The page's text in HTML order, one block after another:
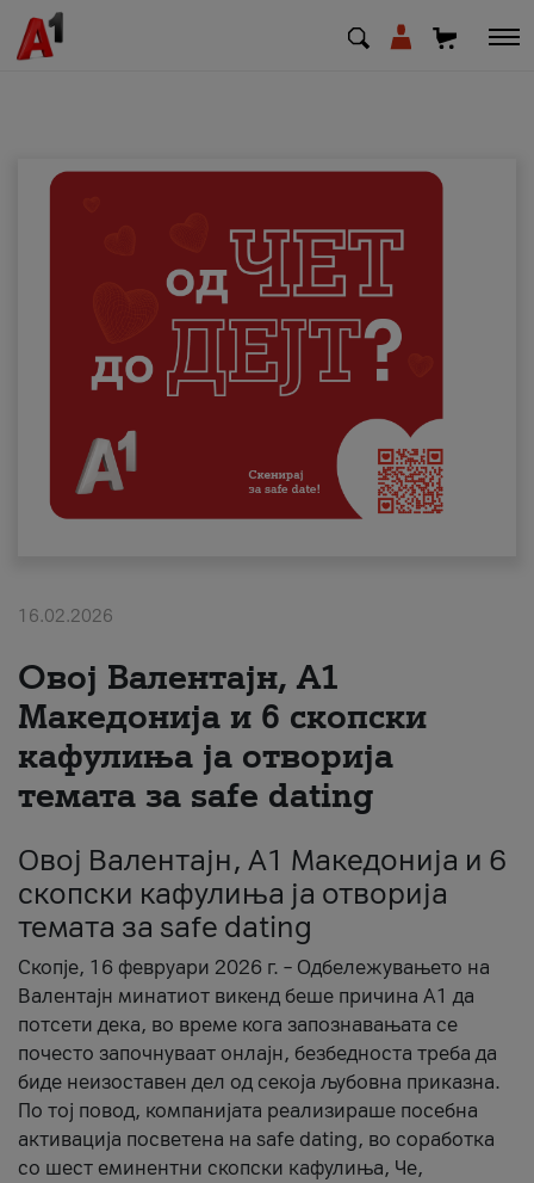
Деловни
Поддршка
Надополни кредит
Плати сметка
#ПодобарОнлајн
16.02.2026
Овој Валентајн, A1
Македонија и 6 скопски
кафулиња ја отворија
темата за safe dating
Овој Валентајн, A1 Македонија и 6
скопски кафулиња ја отворија
темата за safe dating
Скопје, 16 февруари 2026 г. – Одбележувањето на
Валентајн минатиот викенд беше причина А1 да
потсети дека, во време кога запознавањата се
почесто започнуваат онлајн, безбедноста треба да
биде неизоставен дел од секоја љубовна приказна.
По тој повод, компанијата реализираше посебна
активација посветена на safe dating, во соработка
со шест еминентни скопски кафулиња, Че,